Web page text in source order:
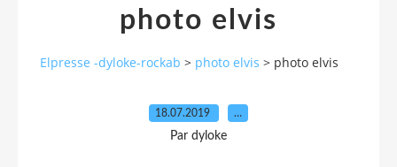
photo elvis
Elpresse -dyloke-rockab > photo elvis > photo elvis
18.07.2019 …
Par dyloke